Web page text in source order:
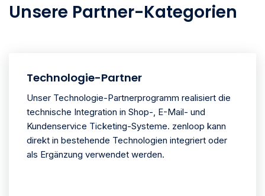
Unsere Partner-Kategorien
Technologie-Partner
Unser Technologie-Partnerprogramm realisiert die
technische Integration in Shop-, E-Mail- und
Kundenservice Ticketing-Systeme. zenloop kann
direkt in bestehende Technologien integriert oder
als Ergänzung verwendet werden.